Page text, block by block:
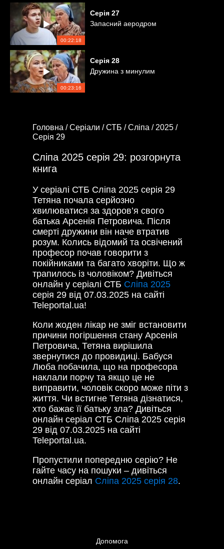
00:22:18
Серія 27
Запасний аеродром
00:23:16
Серія 28
Дружина з минулим
Головна /Серіали /СТБ /Сліпа / 2025 /
Серія 29
Сліпа 2025 серія 29: розгорнута
книга
У серіалі СТБ Сліпа 2025 серія 29
Тетяна почала серйозно
хвилюватися за здоров’я свого
батька Арсенія Петровича. Після
смерті дружини він наче втратив
розум. Колись відомий та освічений
професор почав говорити з
покійниками та багато хворіти. Що ж
трапилось із чоловіком? Дивіться
онлайн у серіалі СТБ Сліпа 2025
серія 29 від 07.03.2025 на сайті
Teleportal.ua!
Коли жоден лікар не зміг встановити
причини погіршення стану Арсенія
Петровича, Тетяна вирішила
звернутися до провидиці. Бабуся
Люба побачила, що на професора
наклали порчу та якщо це не
виправити, чоловік скоро може піти з
життя. Чи встигне Тетяна дізнатися,
хто бажає її батьку зла? Дивіться
онлайн серіал СТБ Сліпа 2025 серія
29 від 07.03.2025 на сайті
Teleportal.ua.
Пропустили попередню серію? Не
гайте часу на пошуки – дивіться
онлайн серіал Сліпа 2025 серія 28.
Допомога